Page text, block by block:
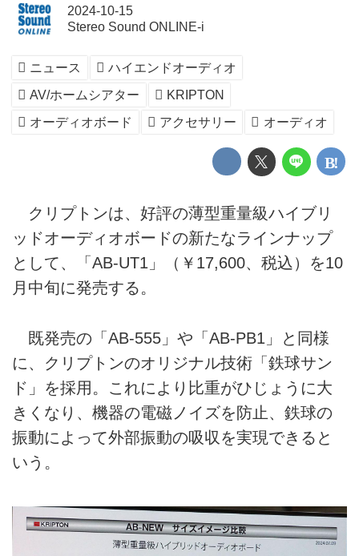
2024-10-15
Stereo Sound ONLINE-i
ニュース
ハイエンドオーディオ
AV/ホームシアター
KRIPTON
オーディオボード
アクセサリー オーディオ
クリプトンは、好評の薄型重量級ハイブリ
ッドオーディオボードの新たなラインナップ
として、「AB-UT1」（￥17,600、税込）を10
月中旬に発売する。
既発売の「AB-555」や「AB-PB1」と同様
に、クリプトンのオリジナル技術「鉄球サン
ド」を採用。これにより比重がひじょうに大
きくなり、機器の電磁ノイズを防止、鉄球の
振動によって外部振動の吸収を実現できると
いう。